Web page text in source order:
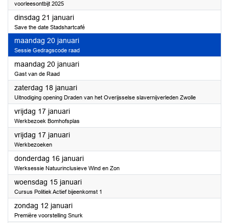
voorleesontbijt 2025
dinsdag 21 januari2025
Save the date Stadshartcafé
maandag 20 januari2025
Sessie Gedragscode raad
maandag 20 januari2025
Gast van de Raad
zaterdag 18 januari2025
Uitnodiging opening Draden van het Overijsselse slavernijverleden Zwolle
vrijdag 17 januari2025
Werkbezoek Bomhofsplas
vrijdag 17 januari2025
Werkbezoeken
donderdag 16 januari2025
Werksessie Natuurinclusieve Wind en Zon
woensdag 15 januari2025
Cursus Politiek Actief bijeenkomst 1
zondag 12 januari2025
Première voorstelling Snurk